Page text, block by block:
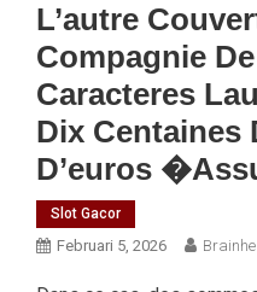
L’autre
Compagnie
Caracteres
Dix Centaines
D’euros
Slot Gacor
Februari 5, 2026 Brainhe